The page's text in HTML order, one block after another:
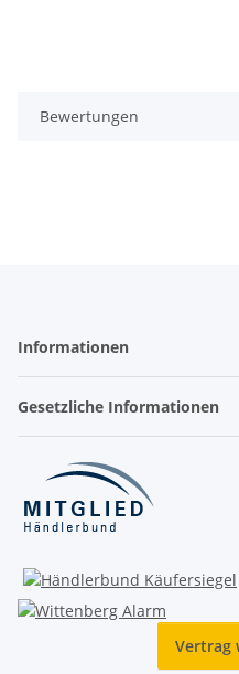
Bewertungen
Informationen
Gesetzliche Informationen
Vertrag